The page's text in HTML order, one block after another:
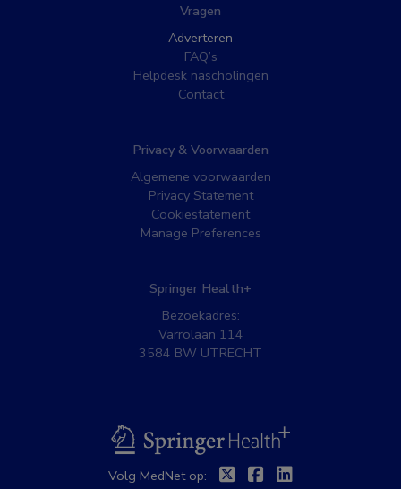
Vragen
Adverteren
FAQ’s
Helpdesk nascholingen
Contact
Privacy & Voorwaarden
Algemene voorwaarden
Privacy Statement
Cookiestatement
Manage Preferences
Springer Health+
Bezoekadres:
Varrolaan 114
3584 BW UTRECHT
BSL
Volg MedNet op: TwitterFacebook
Linkedin